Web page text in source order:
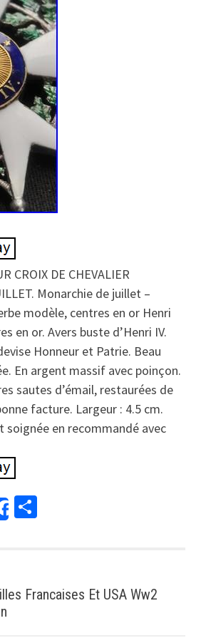
CROIX DE CHEVALIER
Monarchie de juillet –
modèle, centres en or Henri
en or. Avers buste d’Henri IV.
Honneur et Patrie. Beau
En argent massif avec poinçon.
sautes d’émail, restaurées de
facture. Largeur : 4.5 cm.
soignée en recommandé avec
Share
Francaises Et USA Ww2